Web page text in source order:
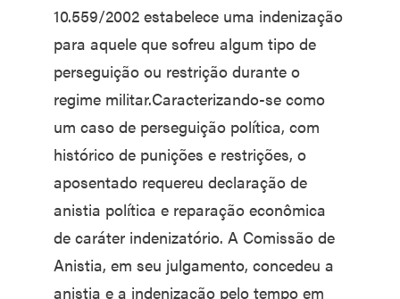
10.559/2002 estabelece uma indenização
para aquele que sofreu algum tipo de
perseguição ou restrição durante o
regime militar.Caracterizando-se como
um caso de perseguição política, com
histórico de punições e restrições, o
aposentado requereu declaração de
anistia política e reparação econômica
de caráter indenizatório. A Comissão de
Anistia, em seu julgamento, concedeu a
anistia e a indenização pelo tempo em